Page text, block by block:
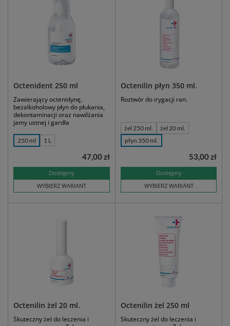
Octenident 250 ml
Zawierający octenidynę,
bezalkoholowy płyn do płukania,
dekontaminacji oraz nawilżania
jamy ustnej i gardła
250 ml 1 L
Dostępny
WYBIERZ WARIANT
47,00 zł
Octenilin płyn 350 ml.
Roztwór do irygacji ran.
żel 250 ml.
żel 20 ml.
płyn 350 ml.
Dostępny
WYBIERZ WARIANT
53,00 zł
Octenilin żel 20 ml.
Skuteczny żel do leczenia i
Octenilin żel 250 ml
Skuteczny żel do leczenia i